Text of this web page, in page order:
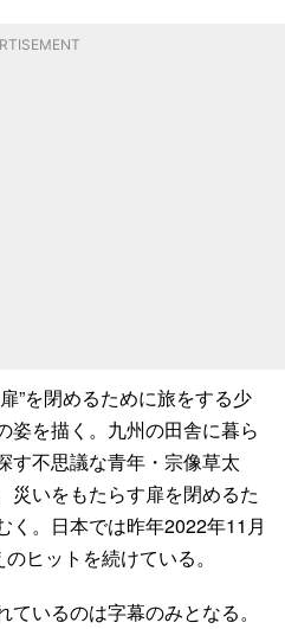
”を閉めるために旅をする少
姿を描く。九州の田舎に暮ら
す不思議な青年・宗像草太
災いをもたらす扉を閉めるた
く。日本では昨年2022年11月
ヒットを続けている。
いるのは字幕のみとなる。